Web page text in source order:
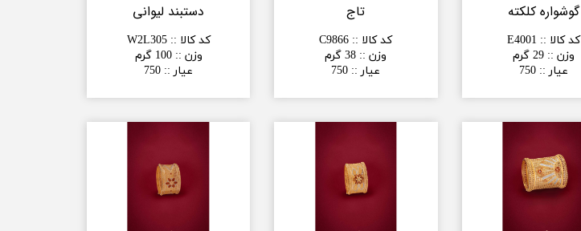
گوشواره کلکته
کد کالا ::
E4001
وزن ::29 گرم
عیار ::
750
تاج
کد کالا ::
C9866
وزن :: 38 گرم
عیار ::
750
دستبند لیوانی
کد کالا ::
W2L305
وزن ::100 گرم
عیار ::
750